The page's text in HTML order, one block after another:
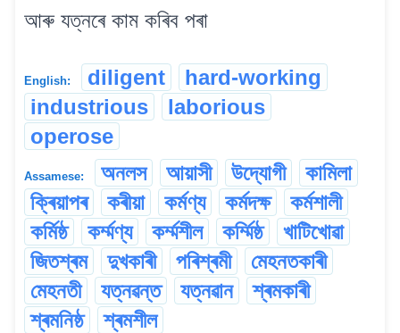
আৰু যত্নৰে কাম কৰিব পৰা
English: diligent
hard-working
industrious
laborious
operose
Assamese: অনলস আয়াসী উদ্যোগী
কামিলা
ক্ৰিয়াপৰ
কৰীয়া কৰ্মণ্য কৰ্মদক্ষ
কৰ্মশালী
কৰ্মিষ্ঠ
কৰ্ম্মণ্য কৰ্ম্মশীল কৰ্ম্মিষ্ঠ
খাটিখোৱা
জিতশ্ৰম
দুখকাৰী পৰিশ্ৰমী
মেহনতকাৰী
মেহনতী
যত্নৱন্ত যত্নৱান
শ্ৰমকাৰী
শ্ৰমনিষ্ঠ
শ্ৰমশীল